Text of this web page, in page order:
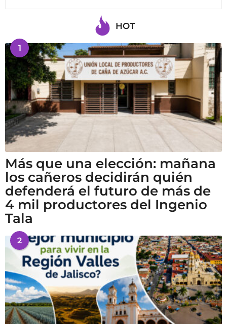
HOT
1
Más que una elección: mañana
los cañeros decidirán quién
defenderá el futuro de más de
4 mil productores del Ingenio
Tala
2